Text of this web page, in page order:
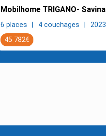
Mobilhome TRIGANO- Savina
6 places 4 couchages
2023
45 782€